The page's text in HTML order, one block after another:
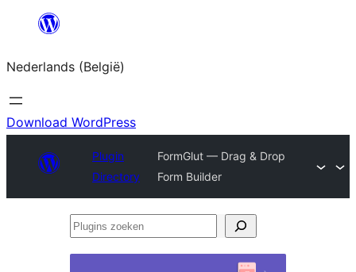
Spring
de
inhoud
Nederlands (België)
Download WordPress
Plugin
Directory
FormGlut — Drag & Drop
Form Builder
Plugins